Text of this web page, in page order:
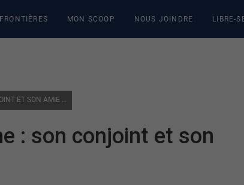
MON SCOOP NOUS JOINDRE LIBRE-
MEURTRE DE JUSTINE LARCHE : SON CONJOINT ET SON AMIE SE CONFIENT
: son conjoint et son